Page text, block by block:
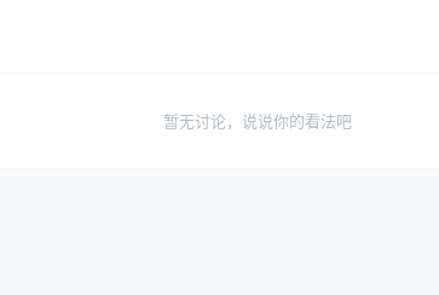
暂无讨论，说说你的看法吧